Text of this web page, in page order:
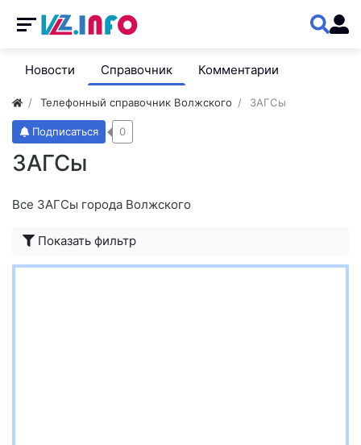
Новости Справочник Комментарии
Телефонный справочник Волжского ЗАГСы
ЗАГСы
Подписаться 0
Все ЗАГСы города Волжского
Показать фильтр